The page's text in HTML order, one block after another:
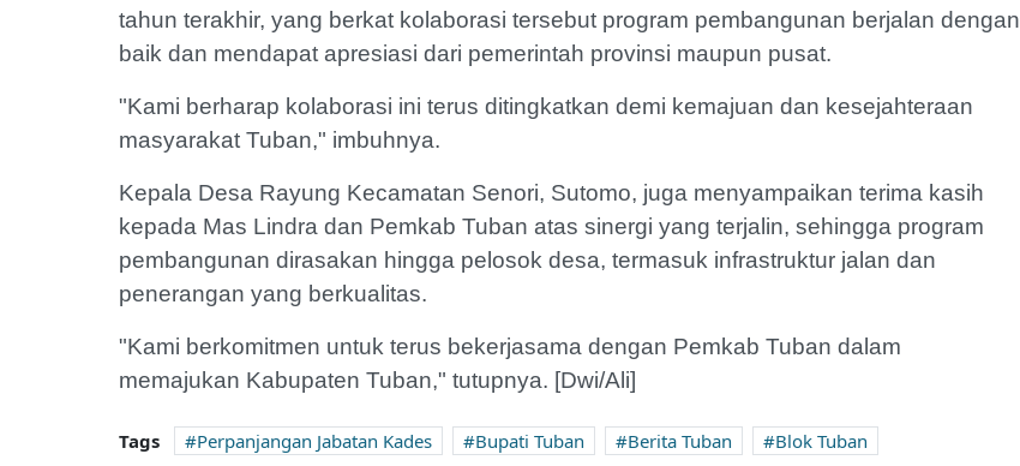
tahun terakhir, yang berkat kolaborasi tersebut program pembangunan berjalan dengan
baik dan mendapat apresiasi dari pemerintah provinsi maupun pusat.
"Kami berharap kolaborasi ini terus ditingkatkan demi kemajuan dan kesejahteraan
masyarakat Tuban," imbuhnya.
Kepala Desa Rayung Kecamatan Senori, Sutomo, juga menyampaikan terima kasih
kepada Mas Lindra dan Pemkab Tuban atas sinergi yang terjalin, sehingga program
pembangunan dirasakan hingga pelosok desa, termasuk infrastruktur jalan dan
penerangan yang berkualitas.
"Kami berkomitmen untuk terus bekerjasama dengan Pemkab Tuban dalam
memajukan Kabupaten Tuban," tutupnya. [Dwi/Ali]
Tags Perpanjangan Jabatan Kades Bupati Tuban Berita Tuban
Blok Tuban